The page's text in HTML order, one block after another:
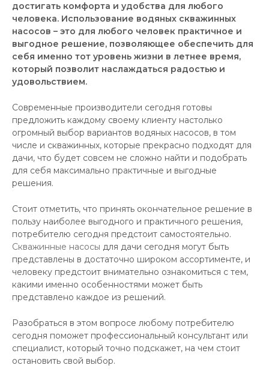
достигать комфорта и удобства для любого
человека. Использование водяных скважинных
насосов – это для любого человек практичное и
выгодное решение, позволяющее обеспечить для
себя именно тот уровень жизни в летнее время,
который позволит наслаждаться радостью и
удовольствием.
Современные производители сегодня готовы
предложить каждому своему клиенту настолько
огромный выбор вариантов водяных насосов, в том
числе и скважинных, которые прекрасно подходят для
дачи, что будет совсем не сложно найти и подобрать
для себя максимально практичные и выгодные
решения.
Стоит отметить, что принять окончательное решение в
пользу наиболее выгодного и практичного решения,
потребителю сегодня предстоит самостоятельно.
Скважинные насосы для дачи сегодня могут быть
представлены в достаточно широком ассортименте, и
человеку предстоит внимательно ознакомиться с тем,
какими именно особенностями может быть
представлено каждое из решений.
Разобраться в этом вопросе любому потребителю
сегодня поможет профессиональный консультант или
специалист, который точно подскажет, на чем стоит
остановить свой выбор.